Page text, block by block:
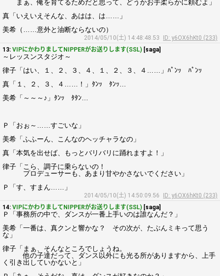
まぁ、俺を育てるためだと思って、どうかお手柔らかに頼むよ」
真「いえいえそんな、あはは、は……」
美希（……意外と油断ならないの）
2014/05/10(土) 14:48:48.53
ID: y6OX6hKt0 (233)
13: VIPにかわりましてNIPPERがお送りします(SSL) [saga]
～レッスンスタジオ～
律子「はい、１、２、３、４、１、２、３、４……」ﾊﾟﾝｯ ﾊﾟﾝｯ
真「１、２、３、４……！」ﾀﾝｯ ﾀﾝｯ…
美希「～～～♪」ﾀﾝｯ ﾀﾀﾝ…
Ｐ「おぉ～……すごいな」
美希「ふふーん、こんなのヘッチャラなの」
真「本気を出せば、もっとバリバリに踊れますよ！」
律子「こら、調子に乗らないの！
プロデューサーも、あまり甘やかさないでください」
Ｐ「す、すまん……」
2014/05/10(土) 14:50:09.56
ID: y6OX6hKt0 (233)
14: VIPにかわりましてNIPPERがお送りします(SSL) [saga]
Ｐ「事務所の中で、ダンスが一番上手いのは誰なんだ？」
美希「一番は、真クンと響かな？ その次が、たぶんミキって思う
な」
律子「まぁ、そんなところでしょうね。
他の子達だって、ダンス以外にも光る所がありますから、上手
く引き出していかないと」